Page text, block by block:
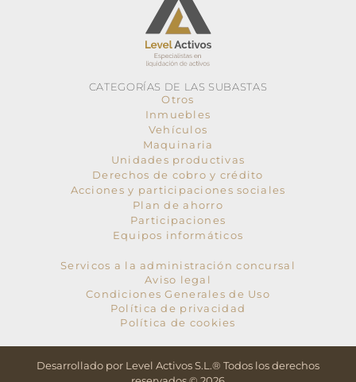
CATEGORÍAS DE LAS SUBASTAS
Otros
Inmuebles
Vehículos
Maquinaria
Unidades productivas
Derechos de cobro y crédito
Acciones y participaciones sociales
Plan de ahorro
Participaciones
Equipos informáticos
Servicos a la administración concursal
Aviso legal
Condiciones Generales de Uso
Política de privacidad
Política de cookies
Desarrollado por Level Activos S.L.® Todos los derechos